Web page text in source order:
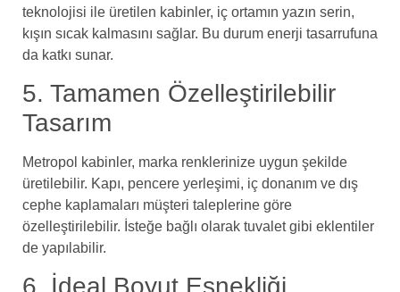
teknolojisi ile üretilen kabinler, iç ortamın yazın serin,
kışın sıcak kalmasını sağlar. Bu durum enerji tasarrufuna
da katkı sunar.
5. Tamamen Özelleştirilebilir
Tasarım
Metropol kabinler, marka renklerinize uygun şekilde
üretilebilir. Kapı, pencere yerleşimi, iç donanım ve dış
cephe kaplamaları müşteri taleplerine göre
özelleştirilebilir. İsteğe bağlı olarak tuvalet gibi eklentiler
de yapılabilir.